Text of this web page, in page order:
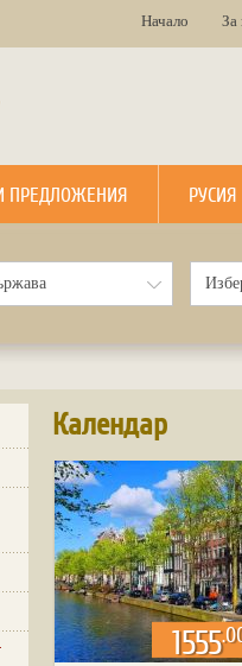
Начало За
ПРЕДЛОЖЕНИЯ РУСИЯ
Календар
1555